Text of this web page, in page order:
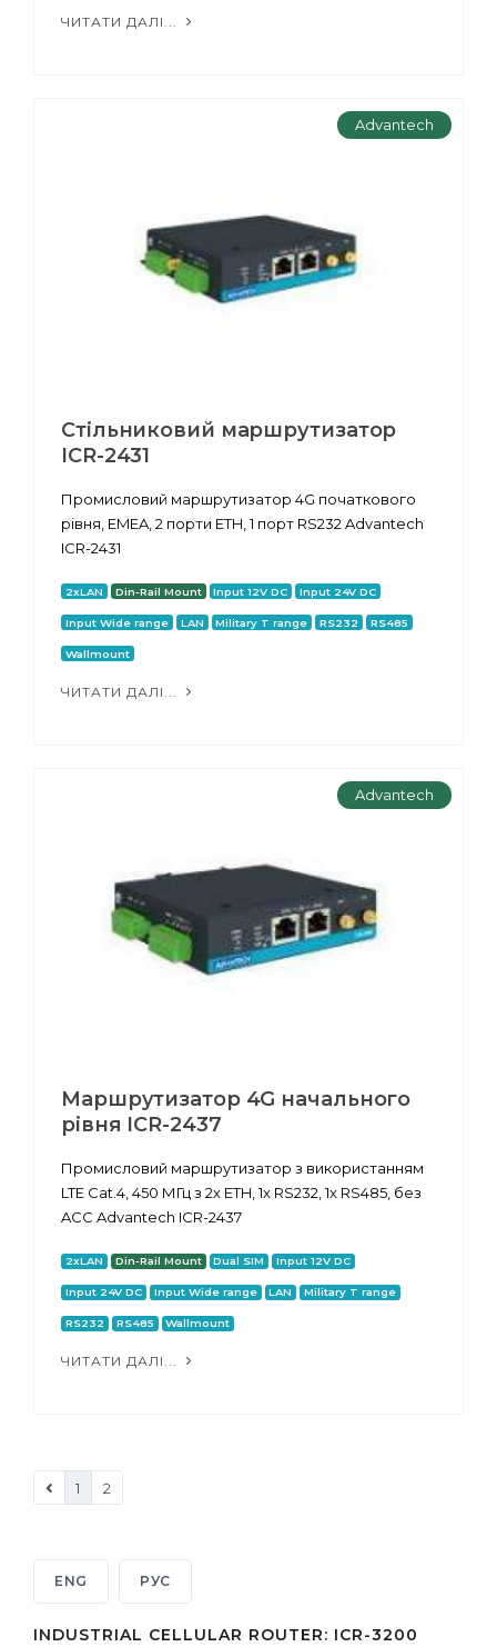
ЧИТАТИ ДАЛІ...
Advantech
Стільниковий маршрутизатор
ICR-2431
Промисловий маршрутизатор 4G початкового
рівня, EMEA, 2 порти ETH, 1 порт RS232 Advantech
ICR-2431
2xLAN Din-Rail Mount Input 12V DC Input 24V DC
Input Wide range LAN Military T range RS232 RS485
Wallmount
ЧИТАТИ ДАЛІ...
Advantech
Маршрутизатор 4G начального
рівня ICR-2437
Промисловий маршрутизатор з використанням
LTE Cat.4, 450 МГц з 2x ETH, 1x RS232, 1x RS485, без
ACC Advantech ICR-2437
2xLAN Din-Rail Mount Dual SIM Input 12V DC
Input 24V DC Input Wide range LAN Military T range
RS232 RS485 Wallmount
ЧИТАТИ ДАЛІ...
1 2
ENG РУС
INDUSTRIAL CELLULAR ROUTER: ICR-3200